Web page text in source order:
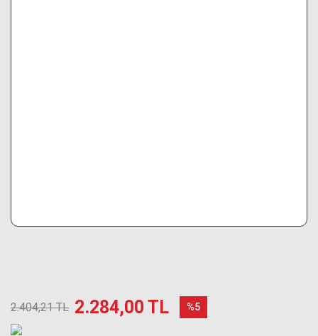
2.404,21 TL 2.284,00 TL %5